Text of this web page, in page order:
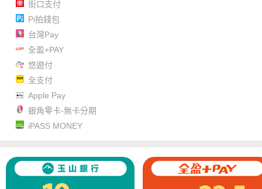
街口支付
Pi拍錢包
台灣Pay
全盈+PAY
悠遊付
全支付
Apple Pay
銀角零卡-無卡分期
iPASS MONEY